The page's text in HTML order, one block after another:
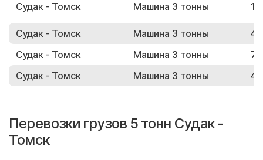
Судак - Томск Машина 3 тонны
Судак - Томск Машина 3 тонны
Судак - Томск
Машина 3 тонны
Судак - Томск
Машина 3 тонны
Перевозки грузов 5 тонн Судак -
Томск